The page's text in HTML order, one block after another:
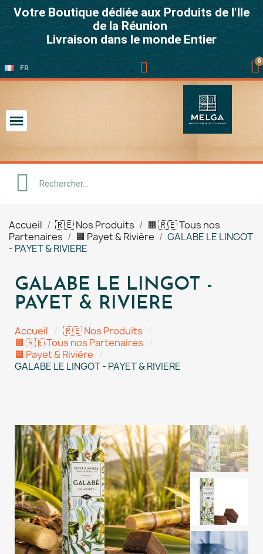
Votre Boutique dédiée aux Produits de l'Ile
de la Réunion
Livraison dans le monde Entier
FR
Accueil 🇷🇪 Nos Produits
🟧 🇷🇪 Tous nos
Partenaires
🟧 Payet & Rivière
GALABE LE LINGOT
- PAYET & RIVIERE
GALABE LE LINGOT -
PAYET & RIVIERE
Accueil
🇷🇪 Nos Produits
🟧 🇷🇪 Tous nos Partenaires
🟧 Payet & Rivière
GALABE LE LINGOT - PAYET & RIVIERE